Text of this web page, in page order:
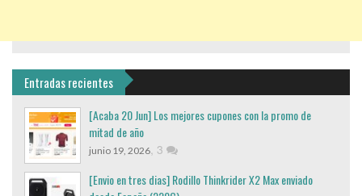
Entradas recientes
[Acaba 20 Jun] Los mejores cupones con la promo de
mitad de año
junio 19, 2026 3
[Envio en tres dias] Rodillo Thinkrider X2 Max enviado